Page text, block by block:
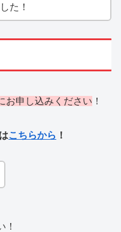
た！
お申し込みください ！
こちらから ！
！